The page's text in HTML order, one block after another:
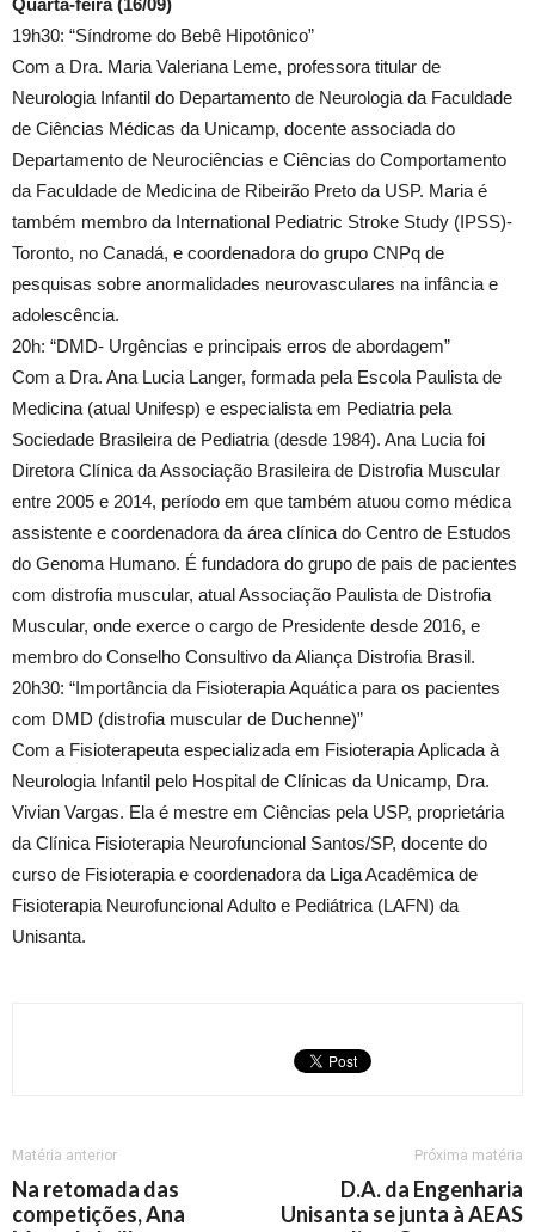
Quarta-feira (16/09)
19h30: “Síndrome do Bebê Hipotônico”
Com a Dra. Maria Valeriana Leme, professora titular de
Neurologia Infantil do Departamento de Neurologia da Faculdade
de Ciências Médicas da Unicamp, docente associada do
Departamento de Neurociências e Ciências do Comportamento
da Faculdade de Medicina de Ribeirão Preto da USP. Maria é
também membro da International Pediatric Stroke Study (IPSS)-
Toronto, no Canadá, e coordenadora do grupo CNPq de
pesquisas sobre anormalidades neurovasculares na infância e
adolescência.
20h: “DMD- Urgências e principais erros de abordagem”
Com a Dra. Ana Lucia Langer, formada pela Escola Paulista de
Medicina (atual Unifesp) e especialista em Pediatria pela
Sociedade Brasileira de Pediatria (desde 1984). Ana Lucia foi
Diretora Clínica da Associação Brasileira de Distrofia Muscular
entre 2005 e 2014, período em que também atuou como médica
assistente e coordenadora da área clínica do Centro de Estudos
do Genoma Humano. É fundadora do grupo de pais de pacientes
com distrofia muscular, atual Associação Paulista de Distrofia
Muscular, onde exerce o cargo de Presidente desde 2016, e
membro do Conselho Consultivo da Aliança Distrofia Brasil.
20h30: “Importância da Fisioterapia Aquática para os pacientes
com DMD (distrofia muscular de Duchenne)”
Com a Fisioterapeuta especializada em Fisioterapia Aplicada à
Neurologia Infantil pelo Hospital de Clínicas da Unicamp, Dra.
Vivian Vargas. Ela é mestre em Ciências pela USP, proprietária
da Clínica Fisioterapia Neurofuncional Santos/SP, docente do
curso de Fisioterapia e coordenadora da Liga Acadêmica de
Fisioterapia Neurofuncional Adulto e Pediátrica (LAFN) da
Unisanta.
Matéria anterior
Na retomada das
competições, Ana
Próxima matéria
D.A. da Engenharia
Unisanta se junta à AEAS